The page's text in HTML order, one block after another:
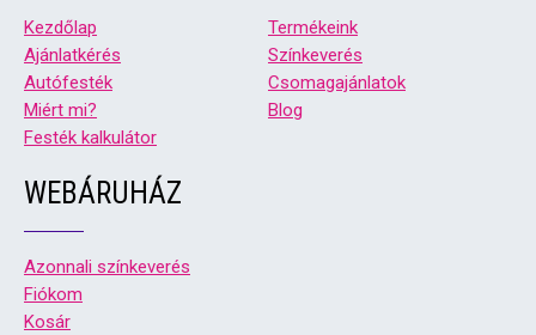
Kezdőlap
Termékeink
Ajánlatkérés
Színkeverés
Autófesték
Csomagajánlatok
Miért mi?
Blog
Festék kalkulátor
WEBÁRUHÁZ
Azonnali színkeverés
Fiókom
Kosár